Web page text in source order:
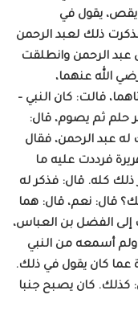
يقص، يقول في
ذلك لعبد الرحمن
عبد الرحمن وانطلقت
الله عنهما،
قالت: كان النبي –
حلم ثم يصوم، قال:
له عبد الرحمن، فقال
فرددت عليه ما
ذلك كله. قال: فذكر له
لك؟ قال: نعم، قال: هما
إلى الفضل بن العباس،
أسمعه من النبي
عما كان يقول في ذلك.
كذلك. كان يصبح جنبا